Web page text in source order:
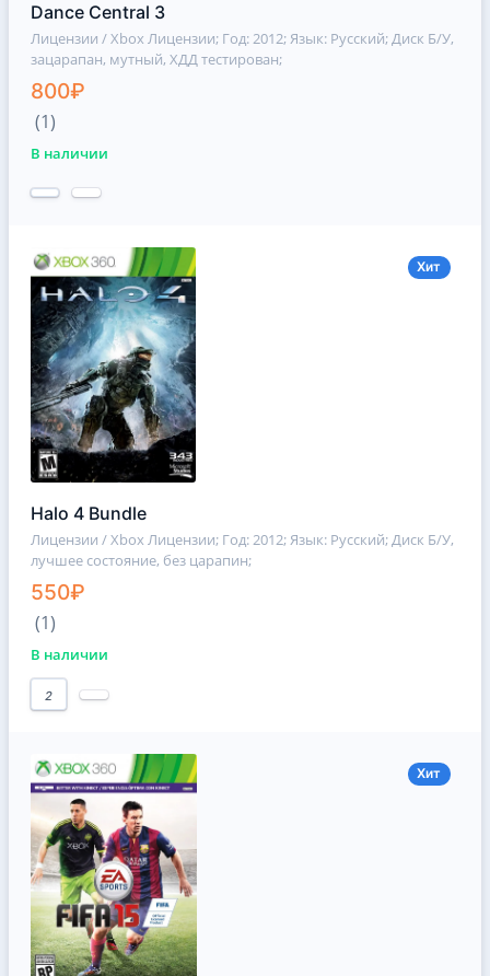
Dance Central 3
Лицензии / Xbox Лицензии; Год: 2012; Язык: Русский; Диск Б/У,
зацарапан, мутный, ХДД тестирован;
800₽
(1)
В наличии
Хит
Halo 4 Bundle
Лицензии / Xbox Лицензии; Год: 2012; Язык: Русский; Диск Б/У,
лучшее состояние, без царапин;
550₽
(1)
В наличии
2
Хит